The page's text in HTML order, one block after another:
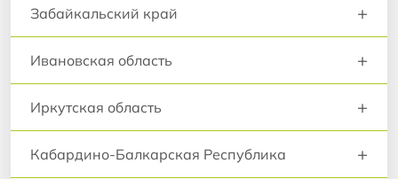
Забайкальский край +
Ивановская область +
Иркутская область +
Кабардино-Балкарская Республика +